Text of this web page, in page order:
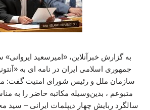
به گزارش خبرآنلاین، «امیرسعید ایروانی»
جمهوری اسلامی ایران در نامه ای به
سازمان ملل و رئیس شورای امنیت گفت:
متبوعم ، بدین‌وسیله مکاتبه حاضر را به
سالگرد ربایش چهار دیپلمات ایرانی – سید